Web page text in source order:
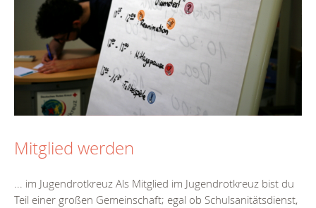
Mitglied werden
... im Jugendrotkreuz Als Mitglied im Jugendrotkreuz bist du
Teil einer großen Gemeinschaft; egal ob Schulsanitätsdienst,